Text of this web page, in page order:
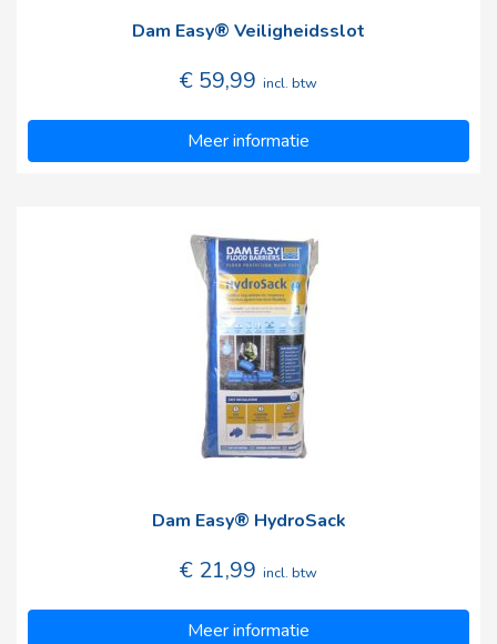
Dam Easy® Veiligheidsslot
€ 59,99 incl. btw
Meer informatie
Dam Easy® HydroSack
€ 21,99 incl. btw
Meer informatie